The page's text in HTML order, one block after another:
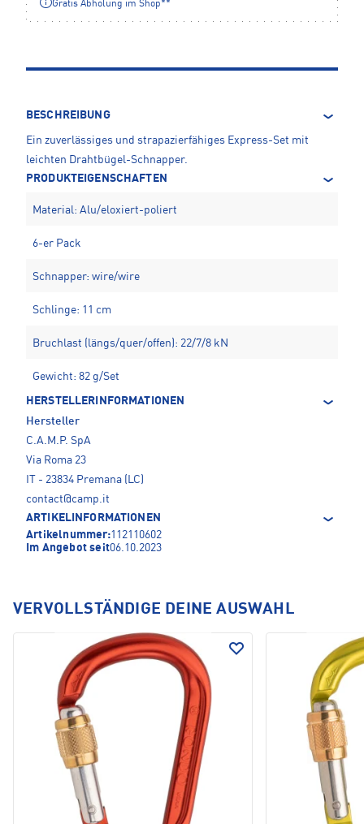
Gratis Abholung im Shop**
BESCHREIBUNG
Ein zuverlässiges und strapazierfähiges Express-Set mit
leichten Drahtbügel-Schnapper.
PRODUKTEIGENSCHAFTEN
Material: Alu/eloxiert-poliert
6-er Pack
Schnapper: wire/wire
Schlinge: 11 cm
Bruchlast (längs/quer/offen): 22/7/8 kN
Gewicht: 82 g/Set
HERSTELLERINFORMATIONEN
Hersteller
C.A.M.P. SpA
Via Roma 23
IT - 23834 Premana (LC)
contact@camp.it
ARTIKELINFORMATIONEN
Artikelnummer:112110602
Im Angebot seit06.10.2023
VERVOLLSTÄNDIGE DEINE AUSWAHL